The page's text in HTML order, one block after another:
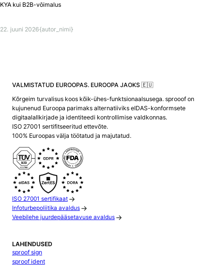
KYA kui B2B-võimalus
22. juuni 2026{autor_nimi}
VALMISTATUD EUROOPAS. EUROOPA JAOKS 🇪🇺
Kõrgeim turvalisus koos kõik-ühes-funktsionaalsusega. sprooof on
kujunenud Euroopa parimaks alternatiiviks eIDAS-konformsete
digitaalallkirjade ja identiteedi kontrollimise valdkonnas.
ISO 27001 sertifitseeritud ettevõte.
100% Euroopas välja töötatud ja majutatud.
ISO 27001 sertifikaat
Infoturbepoliitika avaldus
Veebilehe juurdepääsetavuse avaldus
LAHENDUSED
sproof sign
sproof ident